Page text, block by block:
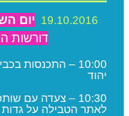
19.10.2016 יום
דורשות
10:00 – התכנסות
יהוד
10:30 – צעדה עם
לאתר הטבילה על גדות